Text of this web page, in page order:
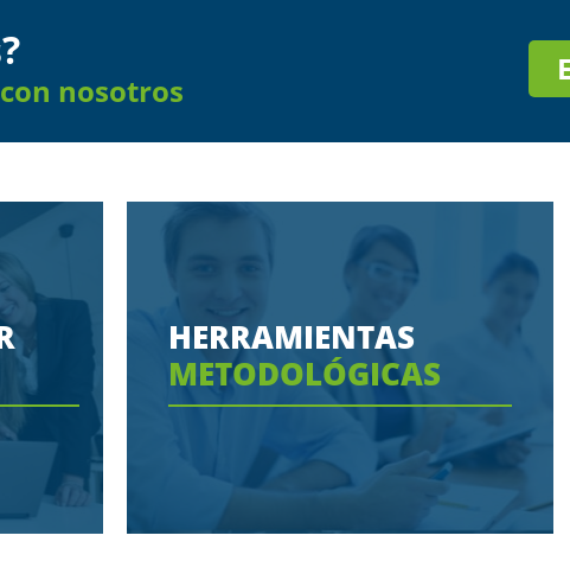
nosotros
HERRAMIENTAS
METODOLÓGICAS